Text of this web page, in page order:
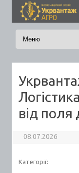
Skip to content
від поля
08.07.2026
Категорії: